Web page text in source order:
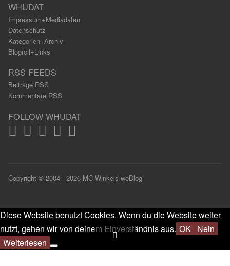
WHUDAT
Impressum+Mediadaten
Datenschutz
Kategorien+Archiv
Blogroll+Links
RSS FEEDS
Beiträge RSS
Kommentare RSS
FOLLOW WHUDAT
Copyright © 2004 - 2026 MC Winkels weBlog
Diese Website benutzt Cookies. Wenn du die Website weiter
nutzt, gehen wir von deinem Einverständnis aus. OK Nein
Weiterlesen